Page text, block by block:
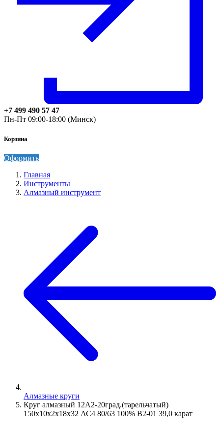
+7 499 490 57 47
Пн-Пт 09:00-18:00 (Минск)
Корзина
Оформить
Главная
Инструменты
Алмазный инструмент
Алмазные круги
Круг алмазный 12А2-20град.(тарельчатый)
150х10х2х18х32 АС4 80/63 100% В2-01 39,0 карат